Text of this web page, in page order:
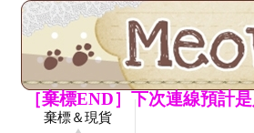
棄標＆現貨
［棄標END］下次連線預計